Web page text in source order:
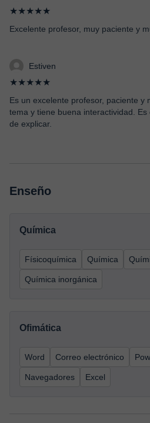
★★★★★
Excelente profesor, muy paciente y
Estiven
★★★★★
Es un excelente profesor, paciente y
tema y tiene buena interactividad.
de explicar.
Enseño
Química
Físicoquímica Química
Química inorgánica
Ofimática
Word Correo electrónico
Navegadores Excel